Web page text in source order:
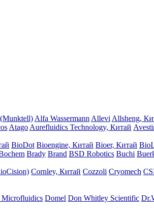
Alfa Wassermann Allevi Allsheng,
Atago Aurefluidics Technology, Китай
BioDot Bioengine, Китай Bioer, Китай
Brady Brand BSD Robotics Buchi
Cornley, Китай Cozzoli Cryomech
Domel Don Whitley Scientific